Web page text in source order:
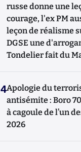
russe donne une
courage, l'ex PM
leçon de réalisme
DGSE une
Tondelier fait du
4Apologie du
antisémite : Boro
à cagoule de l’un
2026